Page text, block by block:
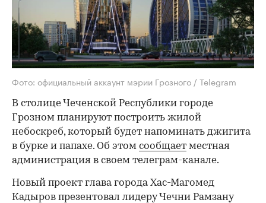
Фото: официальный аккаунт мэрии Грозного / Telegram
В столице Чеченской Республики городе
Грозном планируют построить жилой
небоскреб, который будет напоминать джигита
в бурке и папахе. Об этом сообщает местная
администрация в своем телеграм-канале.
Новый проект глава города Хас-Магомед
Кадыров презентовал лидеру Чечни Рамзану